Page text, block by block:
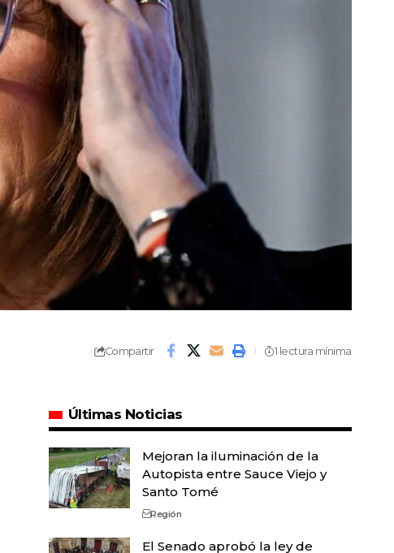
Compartir 1 lectura mínima
Últimas Noticias
Mejoran la iluminación de la
Autopista entre Sauce Viejo y
Santo Tomé
Región
El Senado aprobó la ley de